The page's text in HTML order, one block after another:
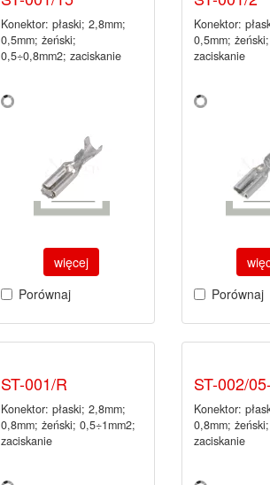
Konektor: płaski; 2,8mm;
0,5mm; żeński;
0,5÷0,8mm2; zaciskanie
więcej
Porównaj
Konektor:
0,5mm;
zaciskanie
Porównaj
ST-001/R
Konektor: płaski; 2,8mm;
0,8mm; żeński; 0,5÷1mm2;
zaciskanie
ST-002/
Konektor:
0,8mm;
zaciskanie